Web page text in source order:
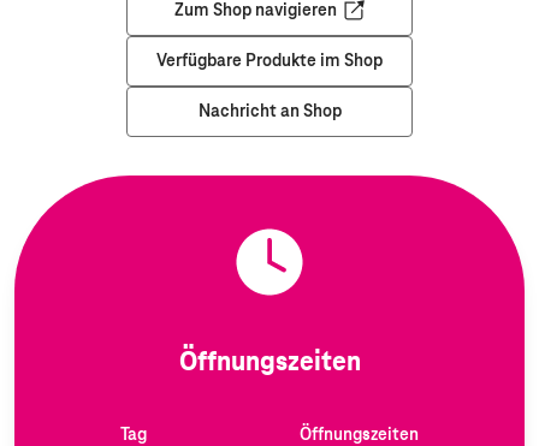
Zum Shop navigieren
Öffnet in einem neuen Tab
Verfügbare Produkte im Shop
Nachricht an Shop
Öffnungszeiten
Tag
Öffnungszeiten